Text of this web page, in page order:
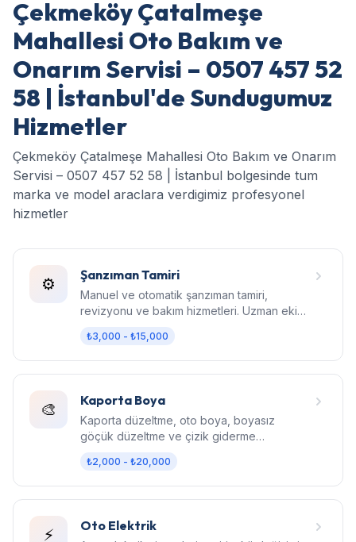
Çekmeköy Çatalmeşe
Mahallesi Oto Bakım ve
Onarım Servisi – 0507 457 52
58 | İstanbul'de Sundugumuz
Hizmetler
Çekmeköy Çatalmeşe Mahallesi Oto Bakım ve Onarım
Servisi – 0507 457 52 58 | İstanbul bolgesinde tum
marka ve model araclara verdigimiz profesyonel
hizmetler
⚙️ Şanzıman Tamiri
Manuel ve otomatik şanzıman tamiri,
revizyonu ve bakım hizmetleri. Uzman ekip,
₺3,000 - ₺15,000
🎨 Kaporta Boya
Kaporta düzeltme, oto boya, boyasız
göçük düzeltme ve çizik giderme
₺2,000 - ₺20,000
⚡ Oto Elektrik